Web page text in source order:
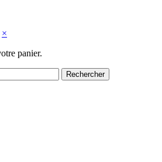
×
panier.
Rechercher